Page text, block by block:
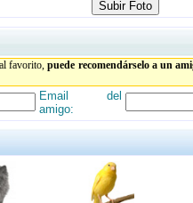
favorito,puede recomendárselo a un
Email del
amigo: